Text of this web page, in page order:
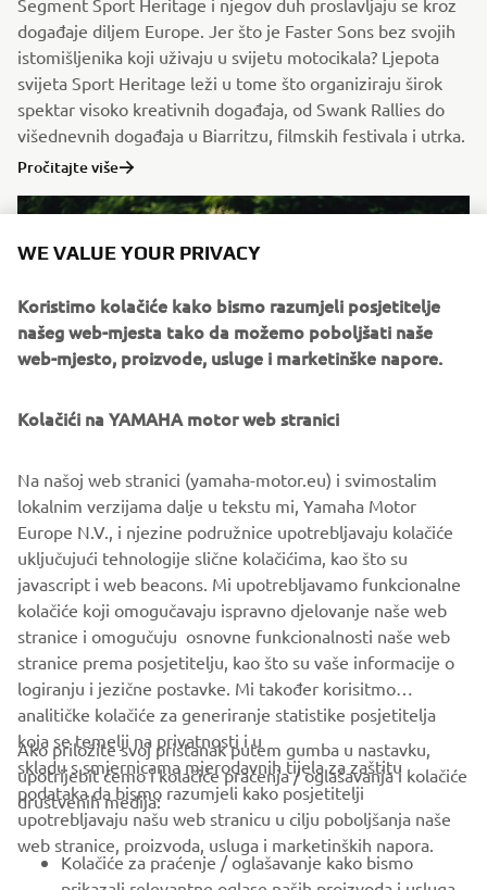
Segment Sport Heritage i njegov duh proslavljaju se kroz
događaje diljem Europe. Jer što je Faster Sons bez svojih
istomišljenika koji uživaju u svijetu motocikala? Ljepota
svijeta Sport Heritage leži u tome što organiziraju širok
spektar visoko kreativnih događaja, od Swank Rallies do
višednevnih događaja u Biarritzu, filmskih festivala i utrka.
Pročitajte više
Priče zajednice
Motociklizam za svaku pojedinačnu osobu znači nešto
drugačije, a u modernom dobu možete lako doživjeti priče
drugih ljudi putem društvenih medija. Volimo istaknuti
neke od naših omiljenih vozača i ispričati njihove priče.
Pročitajte više
CORPORATE
FOR BUSINESS
WE VALUE YOUR PRIVACY
Koristimo kolačiće kako bismo razumjeli posjetitelje
našeg web-mjesta tako da možemo poboljšati naše
web-mjesto, proizvode, usluge i marketinške napore.
Kolačići na YAMAHA motor web stranici
Na našoj web stranici (yamaha-motor.eu) i svimostalim
lokalnim verzijama dalje u tekstu mi, Yamaha Motor
Europe N.V., i njezine podružnice upotrebljavaju kolačiće
uključujući tehnologije slične kolačićima, kao što su
javascript i web beacons. Mi upotrebljavamo funkcionalne
kolačiće koji omogučavaju ispravno djelovanje naše web
stranice i omogučuju osnovne funkcionalnosti naše web
stranice prema posjetitelju, kao što su vaše informacije o
logiranju i jezične postavke. Mi također korisitmo
analitičke kolačiće za generiranje statistike posjetitelja
koja se temelji na privatnosti i u
skladu s smjernicama mjerodavnih tijela za zaštitu
podataka da bismo razumjeli kako posjetitelji
upotrebljavaju našu web stranicu u cilju poboljšanja naše
web stranice, proizvoda, usluga i marketinških napora.
Ako priložite svoj pristanak putem gumba u nastavku,
upotrijebit ćemo i kolačiće praćenja / oglašavanja i kolačiće
društvenih medija:
Kolačiće za praćenje / oglašavanje kako bismo